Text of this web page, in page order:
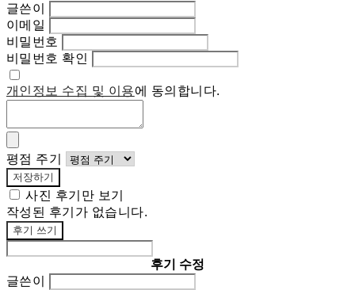
글쓴이
이메일
비밀번호
비밀번호 확인
개인정보 수집 및 이용에 동의합니다.
평점 주기
저장하기
사진 후기만 보기
작성된 후기가 없습니다.
후기 쓰기
후기 수정
글쓴이